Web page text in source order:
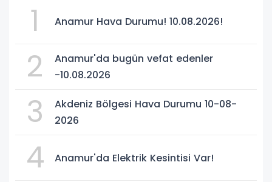
1 Anamur Hava Durumu! 10.08.2026!
2
Anamur'da bugün vefat edenler
-10.08.2026
3
Akdeniz Bölgesi Hava Durumu 10-08-
2026
4 Anamur'da Elektrik Kesintisi Var!